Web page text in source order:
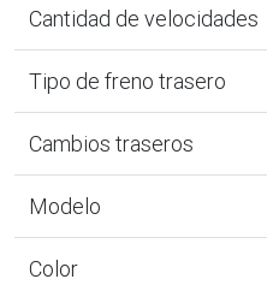
Cantidad de velocidades
Tipo de freno trasero
Cambios traseros
Modelo
Color